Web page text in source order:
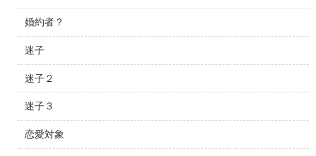
婚約者？
迷子
迷子２
迷子３
恋愛対象